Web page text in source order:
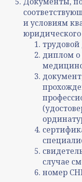
и условиям
трудовой
диплом о
случае
номер